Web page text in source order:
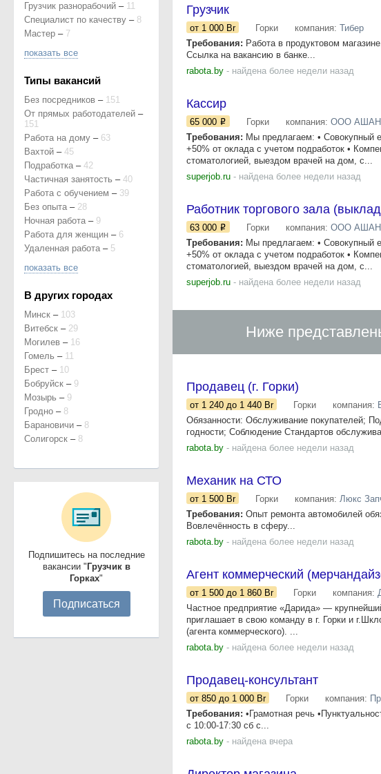
Грузчик
от 1 000 Br Горки компания: Тибер
Требования: Работа в продуктовом
Ссылка на вакансию в банке...
rabota.by - найдена более недели назад
Кассир
65 000 Горки компания: ООО АШАН
Требования: Мы предлагаем: • Совокупный
+50% от оклада с учетом подработок •
стоматологией, выездом врачей на дом, с...
superjob.ru - найдена более недели назад
Работник торгового зала
63 000 Горки компания: ООО АШАН
Требования: Мы предлагаем: • Совокупный
+50% от оклада с учетом подработок •
стоматологией, выездом врачей на дом, с...
superjob.ru - найдена более недели назад
Ниже
Продавец (г. Горки)
от 1 240 до 1 440 Br Горки компания:
Обязанности: Обслуживание покупателей;
годности; Соблюдение Стандартов
rabota.by - найдена более недели назад
Механик на СТО
от 1 500 Br Горки компания: Люкс
Требования: Опыт ремонта автомобилей
Вовлечённость в сферу...
rabota.by - найдена более недели назад
Агент коммерческий
от 1 500 до 1 860 Br Горки компания:
Частное предприятие «Дарида» —
приглашает в свою команду в г. Горки и
(агента коммерческого). ...
rabota.by - найдена более недели назад
Продавец-консультант
от 850 до 1 000 Br Горки компания:
Требования: •Грамотная речь
с 10:00-17:30 сб с...
rabota.by - найдена вчера
Грузчик разнорабочий – 11
Специалист по качеству – 8
Мастер – 7
показать все
Типы вакансий
Без посредников – 151
От прямых работодателей –
151
Работа на дому – 63
Вахтой – 45
Подработка – 42
Частичная занятость – 40
Работа с обучением – 39
Без опыта – 28
Ночная работа – 9
Работа для женщин – 6
Удаленная работа – 5
показать все
В других городах
Минск – 103
Витебск – 29
Могилев – 16
Гомель – 11
Брест – 10
Бобруйск – 9
Мозырь – 9
Гродно – 8
Барановичи – 8
Солигорск – 8
Подпишитесь на последние
вакансии " Грузчик в
Горках"
Подписаться